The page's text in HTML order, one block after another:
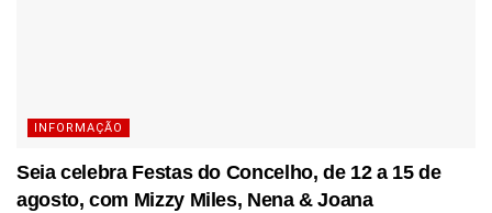
INFORMAÇÃO
Seia celebra Festas do Concelho, de 12 a 15 de
agosto, com Mizzy Miles, Nena & Joana